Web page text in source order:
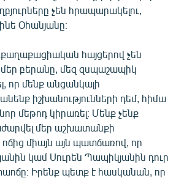
չեն հրապարակելու,
Օհանյանը։
քաղաքացիական հայցերով չեն
բերանը, մեզ զսպաշապիկ
որ մենք անցանկալի
իշխանությունների դեմ, հիմա
մեթոդ կիրառել։ Մենք չենք
մեր աշխատանքի
ոճից միայն այն պատճառով, որ
կամ Սուրեն Պապիկյանին դուր
Իրենք պետք է հասկանան, որ